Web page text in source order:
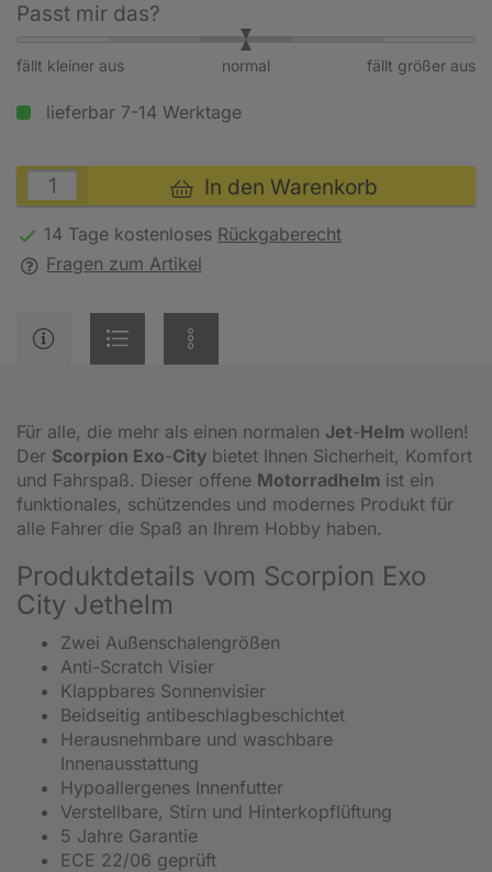
Passt mir das?
fällt kleiner aus fällt größer aus
normal
lieferbar 7-14 Werktage
In den Warenkorb
14 Tage kostenloses Rückgaberecht
Fragen zum Artikel
Für alle, die mehr als einen normalen Jet-Helm wollen!
Der Scorpion Exo-City bietet Ihnen Sicherheit, Komfort
und Fahrspaß. Dieser offene Motorradhelm ist ein
funktionales, schützendes und modernes Produkt für
alle Fahrer die Spaß an Ihrem Hobby haben.
Produktdetails vom Scorpion Exo
City Jethelm
Zwei Außenschalengrößen
Anti-Scratch Visier
Klappbares Sonnenvisier
Beidseitig antibeschlagbeschichtet
Herausnehmbare und waschbare
Innenausstattung
Hypoallergenes Innenfutter
Verstellbare, Stirn und Hinterkopflüftung
5 Jahre Garantie
ECE 22/06 geprüft